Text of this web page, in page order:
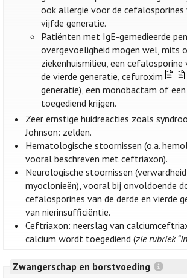
ook allergie voor de cefalosporines
vijfde generatie.
Patiënten met IgE-gemedieerde
overgevoeligheid mogen wel, mits
ziekenhuismilieu, een cefalosporine
de vierde generatie, cefuroxim
generatie), een monobactam of
toegediend krijgen.
Zeer ernstige huidreacties zoals
Johnson: zelden.
Hematologische stoornissen (o.a.
vooral beschreven met ceftriaxon).
Neurologische stoornissen
myoclonieën), vooral bij onvoldoende
cefalosporines van de derde en vierde
van nierinsufficiëntie.
Ceftriaxon: neerslag van
calcium wordt toegediend (zie rubriek
Zwangerschap en borstvoeding